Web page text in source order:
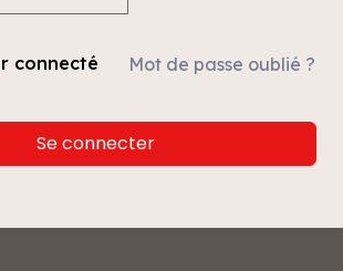
connecté Mot de passe oublié ?
Se connecter